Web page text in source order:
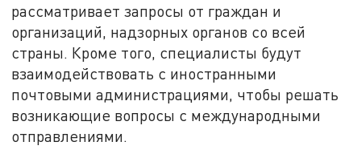
рассматривает запросы от граждан и
организаций, надзорных органов со всей
страны. Кроме того, специалисты будут
взаимодействовать с иностранными
почтовыми администрациями, чтобы решать
возникающие вопросы с международными
отправлениями.